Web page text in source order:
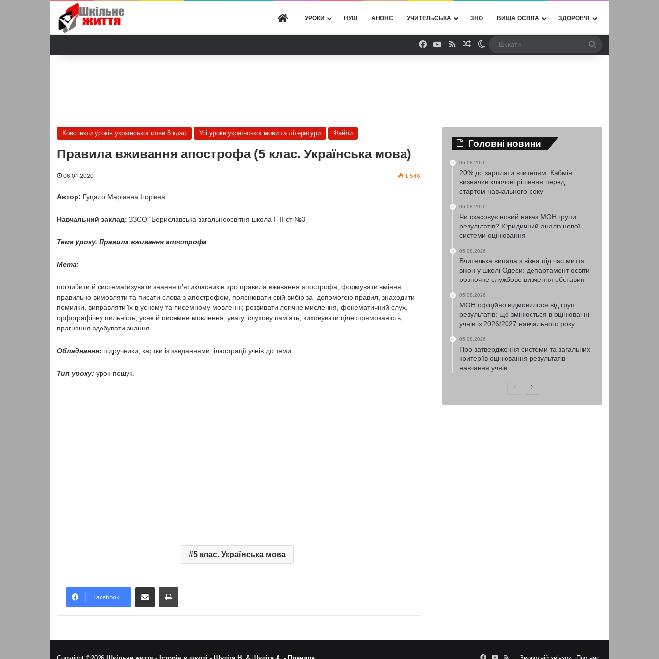
ГОЛОВНА
УРОКИ НУШ АНОНС УЧИТЕЛЬСЬКА ЗНО ВИЩА ОСВІТА ЗДОРОВ’Я
Facebook
YouTube
RSSВипадкова стаття
Switch skin
Конспекти уроків української мови 5 клас Усі уроки української мови та літератури Файли
Правила вживання апострофа (5 клас. Українська мова)
06.04.2020 1 546
Автор: Гуцало Маріанна Ігорівна
Навчальний заклад: ЗЗСО “Бориславська загальноосвітня школа І-ІІІ ст №3”
Тема уроку. Правила вживання апострофа
Мета:
поглибити й систематизувати знання п’ятикласників про правила вживання апострофа; формувати вміння
правильно вимовляти та писати слова з апострофом, пояснювати свій вибір за допомогою правил, знаходити
помилки, виправляти їх в усному та писемному мовленні; розвивати логічне мислення, фонематичний слух,
орфографічну пильність, усне й писемне мовлення, увагу, слухову пам’ять; виховувати цілеспрямованість,
прагнення здобувати знання.
Обладнання: підручники, картки із завданнями, ілюстрації учнів до теми.
Тип уроку: урок-пошук.
5 клас. Українська мова
Facebook
Надіслати електронною поштоюНадрукувати
Головні новини
06.08.2026
20% до зарплати вчителям: Кабмін
визначив ключові рішення перед
стартом навчального року
06.08.2026
Чи скасовує новий наказ МОН групи
результатів? Юридичний аналіз нової
системи оцінювання
05.08.2026
Вчителька випала з вікна під час миття
вікон у школі Одеси: департамент освіти
розпочне службове вивчення обставин
05.08.2026
МОН офіційно відмовилося від груп
результатів: що змінюється в оцінюванні
учнів із 2026/2027 навчального року
05.08.2026
Про затвердження системи та загальних
критеріїв оцінювання результатів
навчання учнів
ПопередняНаступна
FacebookYouTube
RSS